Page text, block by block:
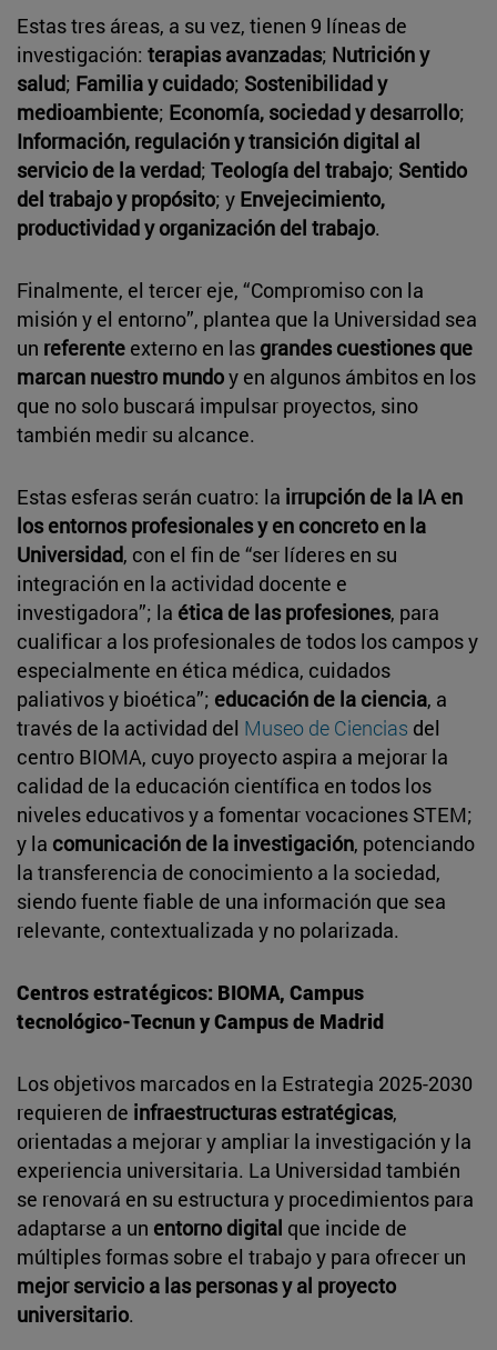
Estas tres áreas, a su vez, tienen 9 líneas de
investigación: terapias avanzadas; Nutrición y
salud; Familia y cuidado; Sostenibilidad y
medioambiente; Economía, sociedad y desarrollo;
Información, regulación y transición digital al
servicio de la verdad; Teología del trabajo; Sentido
del trabajo y propósito; y Envejecimiento,
productividad y organización del trabajo.
Finalmente, el tercer eje, “Compromiso con la
misión y el entorno”, plantea que la Universidad sea
un referente externo en las grandes cuestiones que
marcan nuestro mundoy en algunos ámbitos en los
que no solo buscará impulsar proyectos, sino
también medir su alcance.
Estas esferas serán cuatro: la irrupción de la IA en
los entornos profesionales y en concreto en la
Universidad, con el fin de “ser líderes en su
integración en la actividad docente e
investigadora”; la ética de las profesiones, para
cualificar a los profesionales de todos los campos y
especialmente en ética médica, cuidados
paliativos y bioética”; educación de la ciencia, a
través de la actividad del Museo de Ciencias del
centro BIOMA, cuyo proyecto aspira a mejorar la
calidad de la educación científica en todos los
niveles educativos y a fomentar vocaciones STEM;
y la comunicación de la investigación, potenciando
la transferencia de conocimiento a la sociedad,
siendo fuente fiable de una información que sea
relevante, contextualizada y no polarizada.
Centros estratégicos: BIOMA, Campus
tecnológico-Tecnun y Campus de Madrid
Los objetivos marcados en la Estrategia 2025-2030
requieren de infraestructuras estratégicas,
orientadas a mejorar y ampliar la investigación y la
experiencia universitaria. La Universidad también
se renovará en su estructura y procedimientos para
adaptarse a un entorno digital que incide de
múltiples formas sobre el trabajo y para ofrecer un
mejor servicio a las personas y al proyecto
universitario.